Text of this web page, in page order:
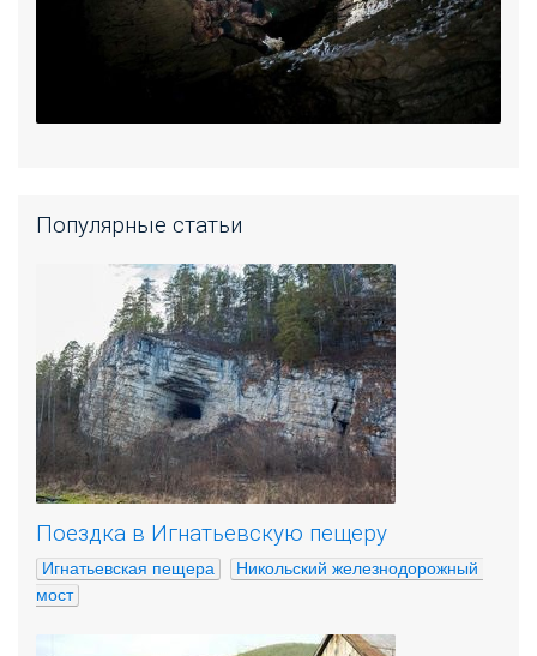
Популярные статьи
Поездка в Игнатьевскую пещеру
Игнатьевская пещера
Никольский железнодорожный
мост